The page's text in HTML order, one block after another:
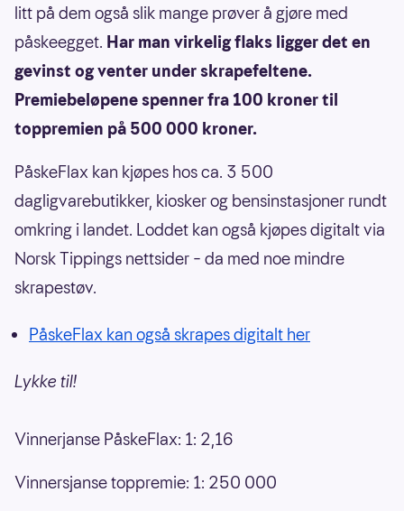
litt på dem også slik mange prøver å gjøre med
påskeegget. Har man virkelig flaks ligger det en
gevinst og venter under skrapefeltene.
Premiebeløpene spenner fra 100 kroner til
toppremien på 500 000 kroner.
PåskeFlax kan kjøpes hos ca. 3 500
dagligvarebutikker, kiosker og bensinstasjoner rundt
omkring i landet. Loddet kan også kjøpes digitalt via
Norsk Tippings nettsider – da med noe mindre
skrapestøv.
PåskeFlax kan også skrapes digitalt her
Lykke til!
Vinnerjanse PåskeFlax: 1: 2,16
Vinnersjanse toppremie: 1: 250 000